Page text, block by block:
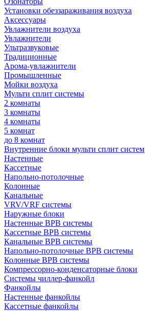
Установки обеззараживания воздуха
Аксессуары
Увлажнители воздуха
Увлажнители
Ультразвуковые
Традиционные
Арома-увлажнители
Промышленные
Мойки воздуха
Мульти сплит системы
2 комнаты
3 комнаты
4 комнаты
5 комнат
до 8 комнат
Внутренние блоки мульти сплит систем
Настенные
Кассетные
Напольно-потолочные
Колонные
Канальные
VRV/VRF системы
Наружные блоки
Настенные ВРВ системы
Кассетные ВРВ системы
Канальные ВРВ системы
Напольно-потолочные ВРВ системы
Колонные ВРВ системы
Компрессорно-конденсаторные блоки
Системы чиллер-фанкойл
Фанкойлы
Настенные фанкойлы
Кассетные фанкойлы